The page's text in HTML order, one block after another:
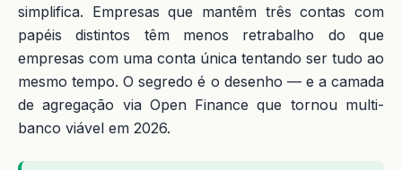
simplifica. Empresas que mantêm três contas com
papéis distintos têm menos retrabalho do que
empresas com uma conta única tentando ser tudo ao
mesmo tempo. O segredo é o desenho — e a camada
de agregação via Open Finance que tornou multi-
banco viável em 2026.